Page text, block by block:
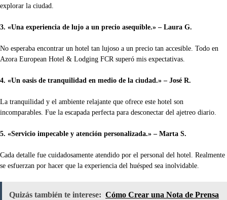
explorar la ciudad.
3. «Una experiencia de lujo a un precio asequible.» – Laura G.
No esperaba encontrar un hotel tan lujoso a un precio tan accesible. Todo en
Azora European Hotel & Lodging FCR superó mis expectativas.
4. «Un oasis de tranquilidad en medio de la ciudad.» – José R.
La tranquilidad y el ambiente relajante que ofrece este hotel son
incomparables. Fue la escapada perfecta para desconectar del ajetreo diario.
5. «Servicio impecable y atención personalizada.» – Marta S.
Cada detalle fue cuidadosamente atendido por el personal del hotel. Realmente
se esfuerzan por hacer que la experiencia del huésped sea inolvidable.
Quizás también te interese: Cómo Crear una Nota de Prensa